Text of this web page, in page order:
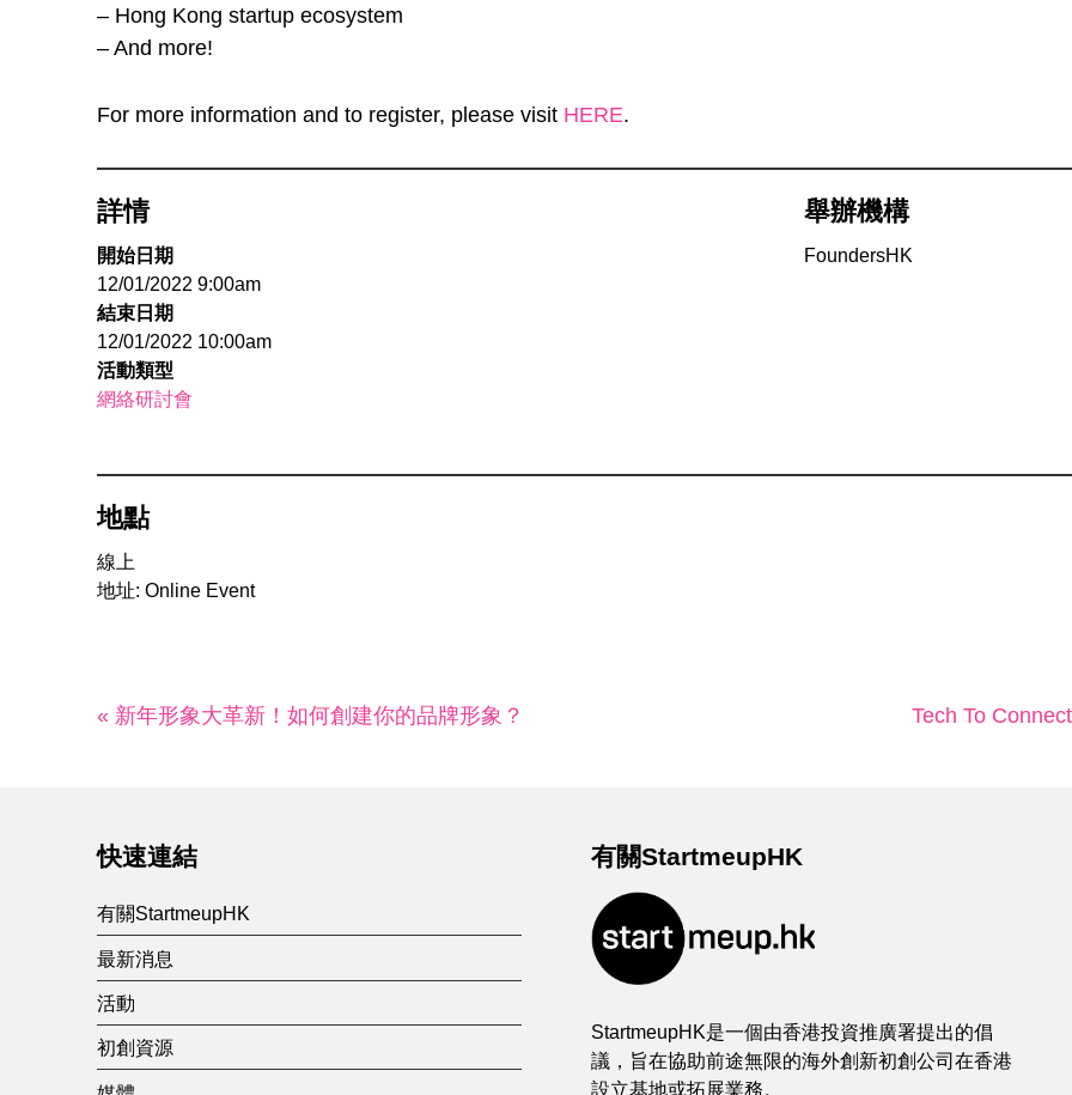
– Hong Kong startup ecosystem
– And more!
For more information and to register, please visit HERE.
詳情
開始日期
12/01/2022 9:00am
結束日期
12/01/2022 10:00am
活動類型
網絡研討會
舉辦機構
FoundersHK
地點
線上
地址: Online Event
« 新年形象大革新！如何創建你的品牌形象？ Tech To
快速連結
有關StartmeupHK
最新消息
活動
初創資源
有關StartmeupHK
StartmeupHK是一個由香港投資推廣署提出的倡
議，旨在協助前途無限的海外創新初創公司在香港
設立基地或拓展業務。